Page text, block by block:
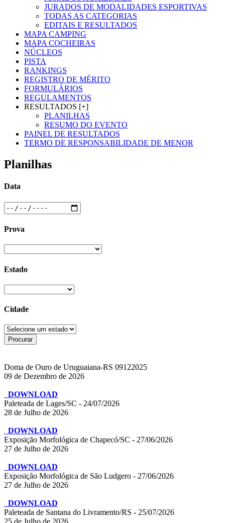
JURADOS DE MODALIDADES ESPORTIVAS
TODAS AS CATEGORIAS
EDITAIS E RESULTADOS
MAPA CAMPING
MAPA COCHEIRAS
NÚCLEOS
PISTA
RANKINGS
REGISTRO DE MÉRITO
FORMULÁRIOS
REGULAMENTOS
RESULTADOS [+]
PLANILHAS
RESUMO DO EVENTO
PAINEL DE RESULTADOS
TERMO DE RESPONSABILIDADE DE MENOR
Planilhas
Data
Prova
Estado
Cidade
Doma de Ouro de Uruguaiana-RS 09122025
09 de Dezembro de 2026
DOWNLOAD
Paleteada de Lages/SC - 24/07/2026
28 de Julho de 2026
DOWNLOAD
Exposição Morfológica de Chapecó/SC - 27/06/2026
27 de Julho de 2026
DOWNLOAD
Exposição Morfológica de São Ludgero - 27/06/2026
27 de Julho de 2026
DOWNLOAD
Paleteada de Santana do Livramento/RS - 25/07/2026